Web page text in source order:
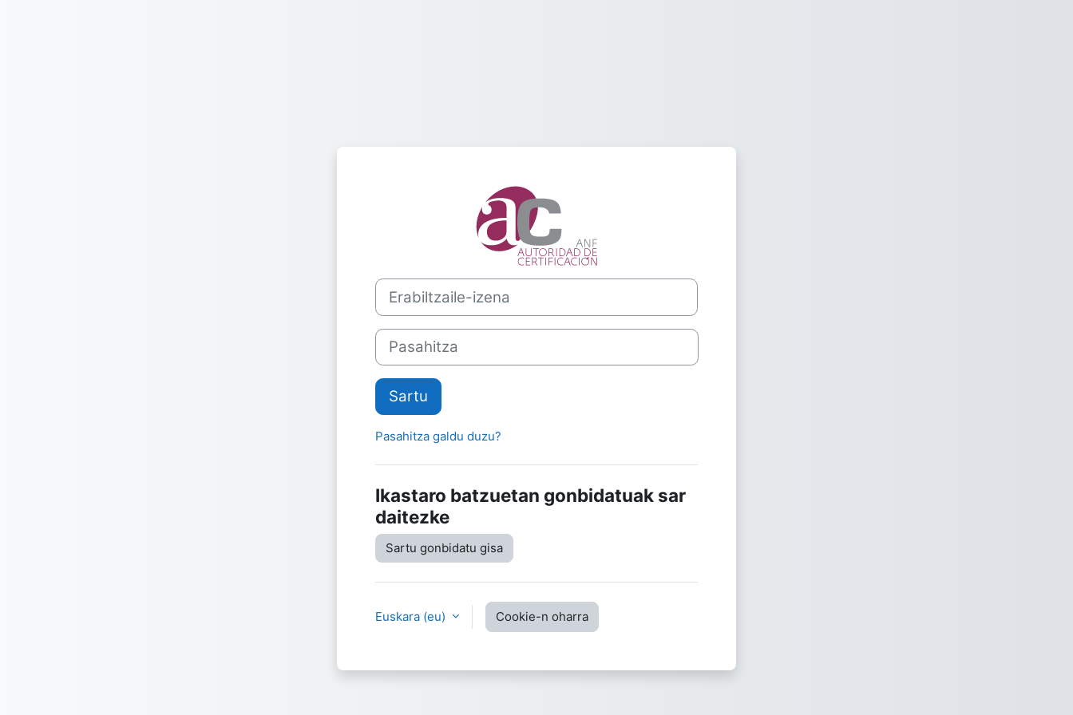
Sartu Campus Virtual de ANF AC gunean
Erabiltzaile-izena
Pasahitza
Sartu
Pasahitza galdu duzu?
Ikastaro batzuetan gonbidatuak sar
daitezke
Sartu gonbidatu gisa
Euskara ‎(eu)‎ Cookie-n oharra